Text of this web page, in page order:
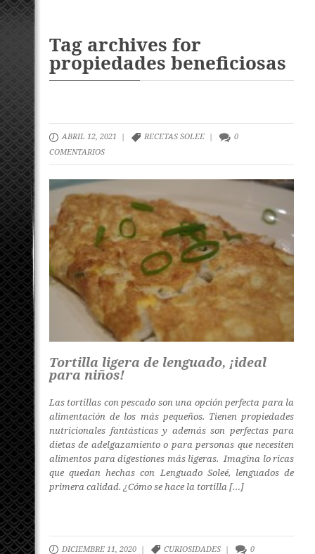
Tag archives for
propiedades beneficiosas
ABRIL 12, 2021 | RECETAS SOLEE |
0
COMENTARIOS
Tortilla ligera de lenguado, ¡ideal
para niños!
Las tortillas con pescado son una opción perfecta para la
alimentación de los más pequeños. Tienen propiedades
nutricionales fantásticas y además son perfectas para
dietas de adelgazamiento o para personas que necesiten
alimentos para digestiones más ligeras. Imagina lo ricas
que quedan hechas con Lenguado Soleé, lenguados de
primera calidad. ¿Cómo se hace la tortilla […]
DICIEMBRE 11, 2020 | CURIOSIDADES |
0